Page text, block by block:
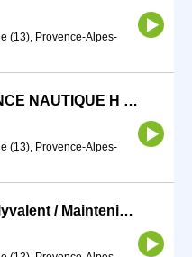
(13), Provence-Alpes-
MECANICIEN MAINTENANCE NAUTIQUE H /F (H/F)
(13), Provence-Alpes-
Maintenicien plaisance polyvalent / Maintenicienne plaisance poly (H/F)